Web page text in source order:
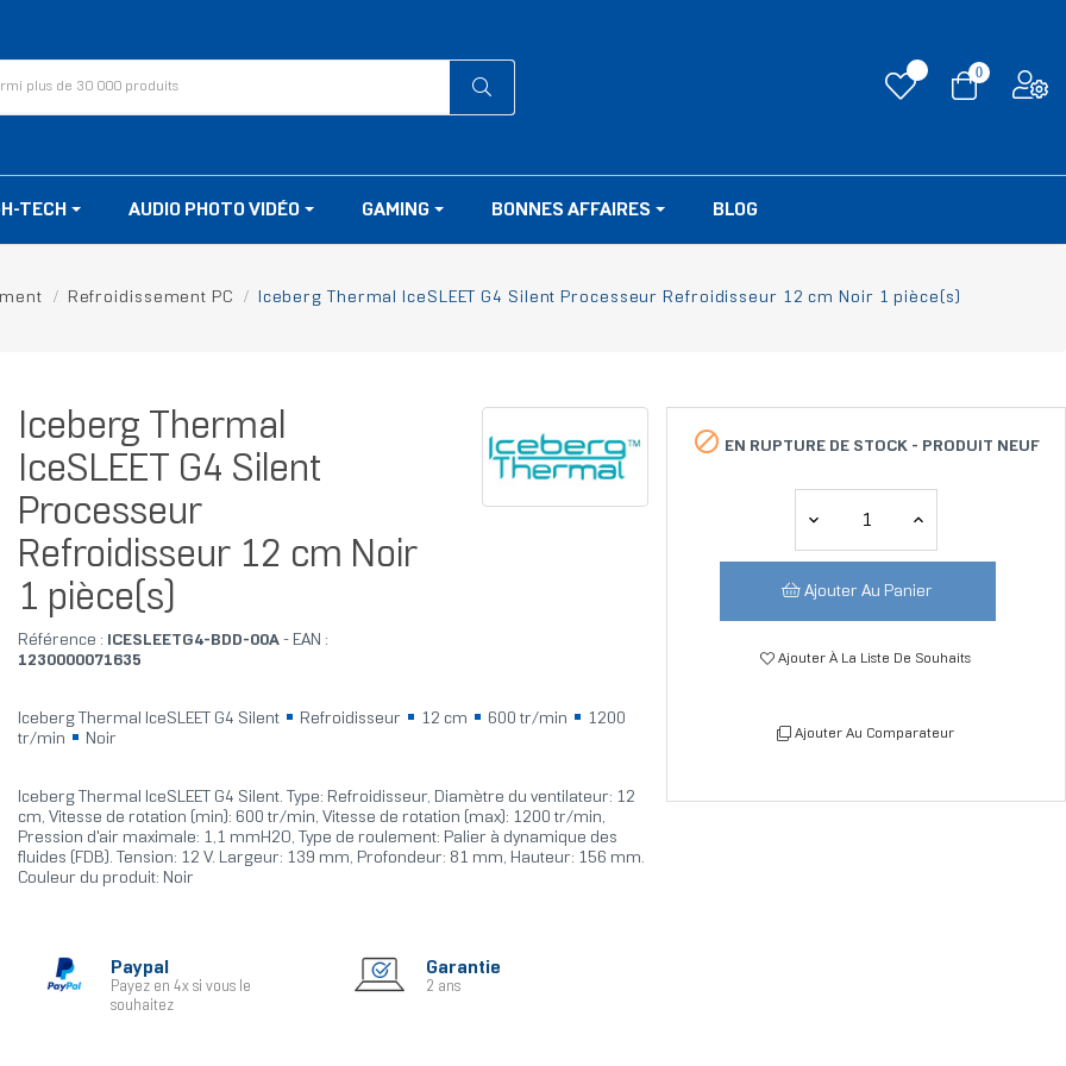
0
TECH AUDIO PHOTO VIDÉO GAMING BONNES AFFAIRES BLOG
Refroidissement PC Iceberg Thermal IceSLEET G4 Silent Processeur Refroidisseur 12 cm Noir 1 pièce(s)
Iceberg Thermal
IceSLEET G4 Silent
Processeur
Refroidisseur 12 cm Noir
1 pièce(s)
Référence : ICESLEETG4-BDD-00A- EAN :
1230000071635
Iceberg Thermal IceSLEET G4 Silent Refroidisseur 12 cm 600 tr/min
1200
tr/min
Noir
Iceberg Thermal IceSLEET G4 Silent. Type: Refroidisseur, Diamètre du ventilateur: 12
cm, Vitesse de rotation (min): 600 tr/min, Vitesse de rotation (max): 1200 tr/min,
Pression d'air maximale: 1,1 mmH2O, Type de roulement: Palier à dynamique des
fluides (FDB). Tension: 12 V. Largeur: 139 mm, Profondeur: 81 mm, Hauteur: 156 mm.
Couleur du produit: Noir
Paypal
Payez en 4x si vous le
souhaitez
Garantie
2 ans
 EN RUPTURE DE STOCK - PRODUIT NEUF
Ajouter Au Panier
Ajouter À La Liste De Souhaits
Ajouter Au Comparateur